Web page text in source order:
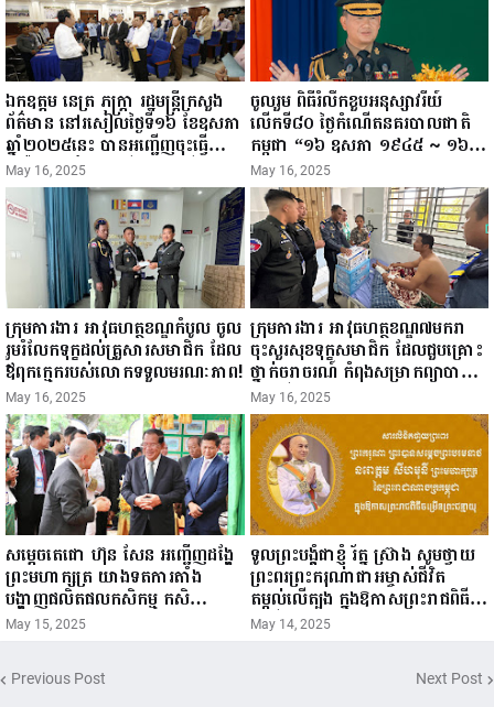
ឯកឧត្តម នេត្រ ភក្ត្រា រដ្ឋមន្ត្រីក្រសួង
ព័ត៌មាន នៅរសៀលថ្ងៃទី១៦ ខែឧសភា
ឆ្នាំ២០២៥នេះ បានអញ្ជើញចុះធ្វើ
ជំរឿនថ្នាក់ដឹកនាំមន្ត្រីរាជការស៉ីវិល នៃ
ក្រសួងព័ត៌មាន...
May 16, 2025
ចូលរួម ពិធីរំលឹកខួបអនុស្សាវរីយ៍
លើកទី៨០ ថ្ងៃកំណើតនគរបាលជាតិ
កម្ពុជា “១៦ ឧសភា ១៩៤៥ ~ ១៦
ឧសភា ២០២៥”...
May 16, 2025
ក្រុមការងារ អាវុធហត្ថខណ្ឌកំបូល ចូល
រួមរំលែកទុក្ខដល់គ្រួសារសមាជិក ដែល
ឪពុកក្មេករបស់លោកទទួលមរណៈភាព!
May 16, 2025
ក្រុមការងារ អាវុធហត្ថខណ្ឌ៧មករា
ចុះសួរសុខទុក្ខសមាជិក ដែលជួបគ្រោះ
ថ្នាក់ចរាចរណ៍ កំពុងសម្រាកព្យាបាល
នៅមន្ទីរពេទ្យ!
May 16, 2025
សម្តេចតេជោ ហ៊ុន សែន អញ្ជើញដង្ហែ
ព្រះមហាក្សត្រ យាងទតការតាំង
បង្ហាញផលិតផលកសិកម្ម កសិ
ឧស្សាហកម្ម និងសិប្បកម្ម ក្នុងព្រះរាជ
May 15, 2025
ទូលព្រះបង្គំជាខ្ញុំ រ័ត្ន ស្រ៊ាង សូមថ្វាយ
ព្រះពរព្រះករុណាជាអម្ចាស់ជីវិត
តម្កល់លើត្បូង ក្នុងឱកាសព្រះរាជពិធី
ចម្រើនព្រះជន្ម គម្រប់ខួប៧២ យាងចូល
May 14, 2025
Previous Post Next Post